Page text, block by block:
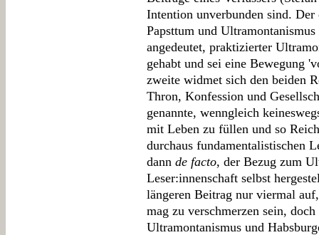
Intention unverbunden sind.
Papsttum und
angedeutet, praktizierter
gehabt und sei eine Bewegung
zweite widmet sich den beiden
Thron, Konfession und
genannte, wenngleich
mit Leben zu füllen und so
durchaus fundamentalistischen
dann de facto, der Bezug zum
Leser:innenschaft selbst
längeren Beitrag nur viermal
mag zu verschmerzen sein,
Ultramontanismus und